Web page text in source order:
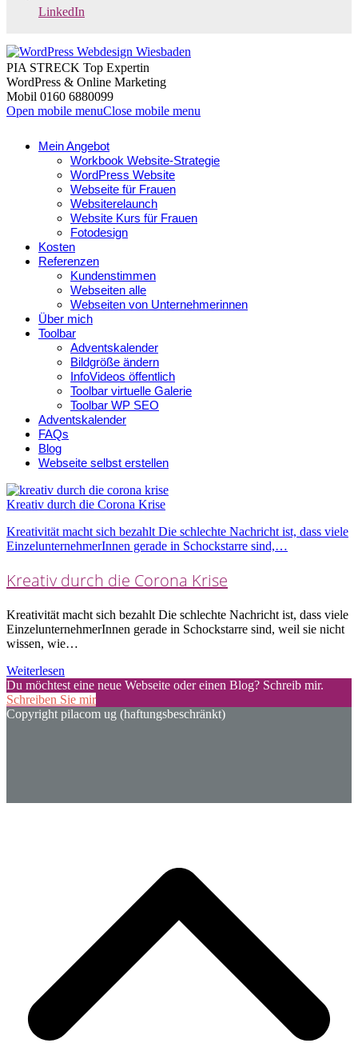
LinkedIn
PIA STRECK Top Expertin
WordPress & Online Marketing
Mobil 0160 6880099
Open mobile menuClose mobile menu
Mein Angebot
Workbook Website-Strategie
WordPress Website
Webseite für Frauen
Websiterelaunch
Website Kurs für Frauen
Fotodesign
Kosten
Referenzen
Kundenstimmen
Webseiten alle
Webseiten von Unternehmerinnen
Über mich
Toolbar
Adventskalender
Bildgröße ändern
InfoVideos öffentlich
Toolbar virtuelle Galerie
Toolbar WP SEO
Adventskalender
FAQs
Blog
Webseite selbst erstellen
Kreativ durch die Corona Krise
Kreativität macht sich bezahlt Die schlechte Nachricht ist, dass viele
EinzelunternehmerInnen gerade in Schockstarre sind,…
Kreativ durch die Corona Krise
Kreativität macht sich bezahlt Die schlechte Nachricht ist, dass viele
EinzelunternehmerInnen gerade in Schockstarre sind, weil sie nicht
wissen, wie…
Weiterlesen
Du möchtest eine neue Webseite oder einen Blog? Schreib mir.
Schreiben Sie mir
Copyright pilacom ug (haftungsbeschränkt)